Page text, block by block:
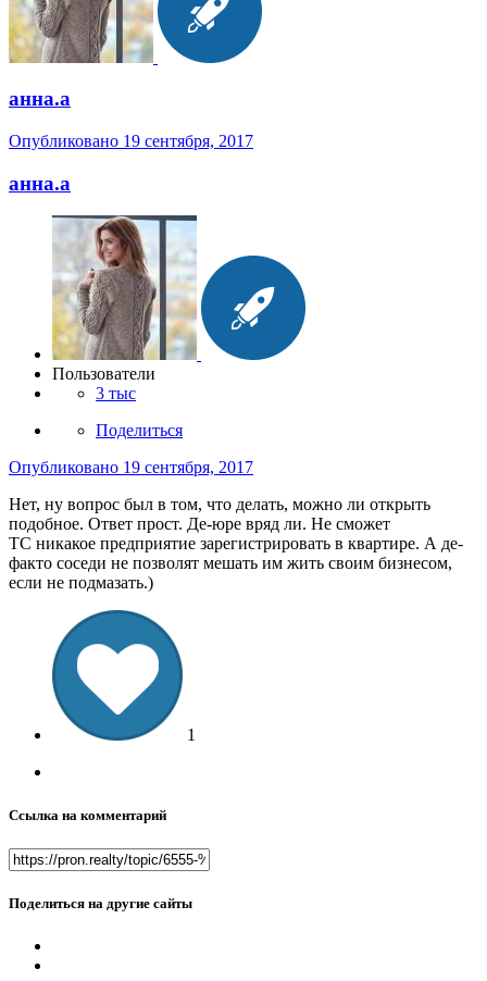
анна.a
Опубликовано 19 сентября, 2017
анна.a
Пользователи
3 тыс
Поделиться
Опубликовано 19 сентября, 2017
Нет, ну вопрос был в том, что делать, можно ли открыть
подобное. Ответ прост. Де-юре вряд ли. Не сможет
ТС никакое предприятие зарегистрировать в квартире. А де-
факто соседи не позволят мешать им жить своим бизнесом,
если не подмазать.)
1
Ссылка на комментарий
Поделиться на другие сайты